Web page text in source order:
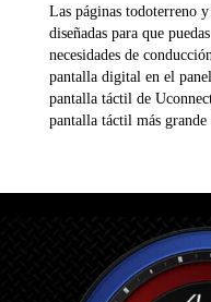
Las páginas todoterreno
diseñadas para que
necesidades de
pantalla digital en el
pantalla táctil de
pantalla táctil más